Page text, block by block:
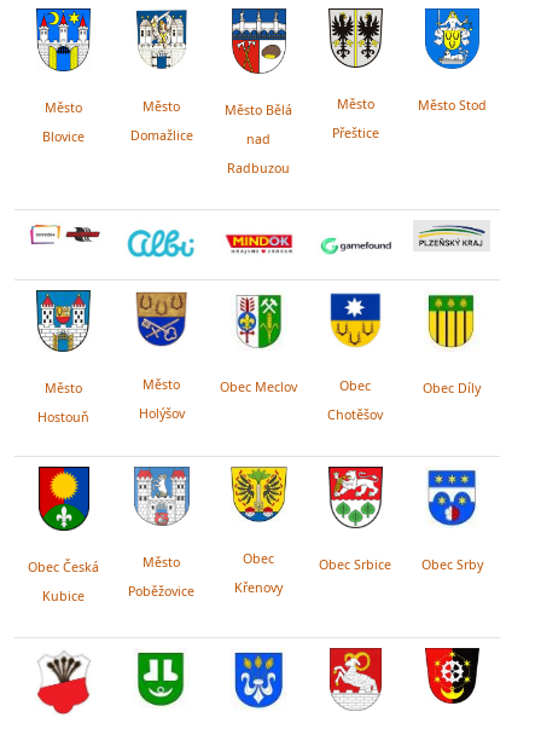
Město
Blovice
Město
Domažlice
Město Bělá
nad
Radbuzou
Město
Přeštice
Město Stod
Město
Hostouň
Město
Holýšov
Obec Meclov
Obec
Chotěšov
Obec Díly
Obec Česká
Kubice
Město
Poběžovice
Obec
Křenovy
Obec Srbice Obec Srby